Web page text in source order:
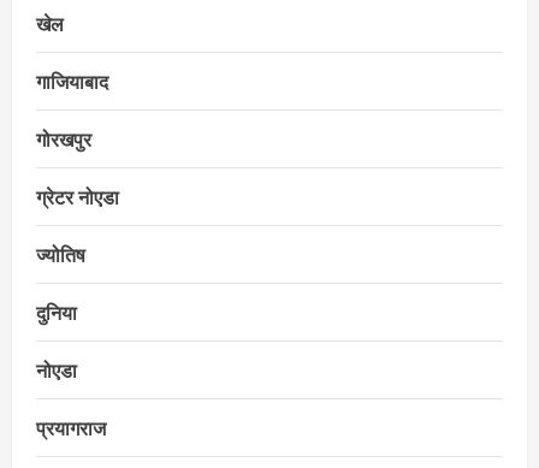
खेल
गाजियाबाद
गोरखपुर
ग्रेटर नोएडा
ज्योतिष
दुनिया
नोएडा
प्रयागराज